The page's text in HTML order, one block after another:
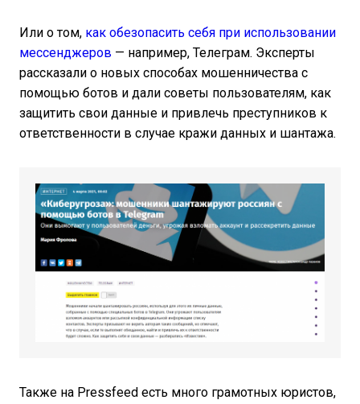
Или о том, как обезопасить себя при использовании
мессенджеров — например, Телеграм. Эксперты
рассказали о новых способах мошенничества с
помощью ботов и дали советы пользователям, как
защитить свои данные и привлечь преступников к
ответственности в случае кражи данных и шантажа.
Также на Pressfeed есть много грамотных юристов,